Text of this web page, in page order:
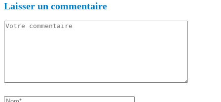
Laisser un commentaire